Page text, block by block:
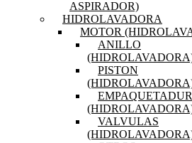
ASPIRADOR)
HIDROLAVADORA
MOTOR
ANILLO
PISTON
VALVULAS